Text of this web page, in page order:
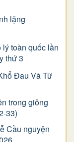
lặng
toàn quốc lần
thứ 3
Ðau Và Từ
trong giông
33)
Cầu nguyện